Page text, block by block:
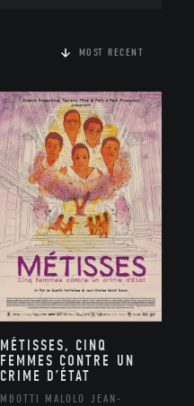
MOST RECENT
MÉTISSES, CINQ
FEMMES CONTRE UN
CRIME D’ÉTAT
MBOTTI MALOLO JEAN-